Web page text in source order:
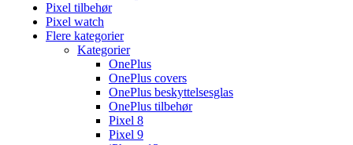
Pixel tilbehør
Pixel watch
Flere kategorier
Kategorier
OnePlus
OnePlus covers
OnePlus beskyttelsesglas
OnePlus tilbehør
Pixel 8
Pixel 9